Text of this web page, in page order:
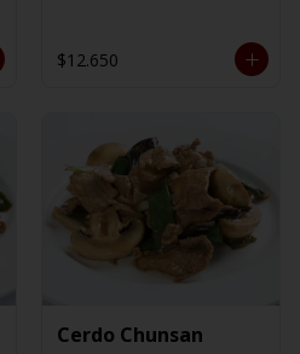
$12.650
Cerdo Chunsan